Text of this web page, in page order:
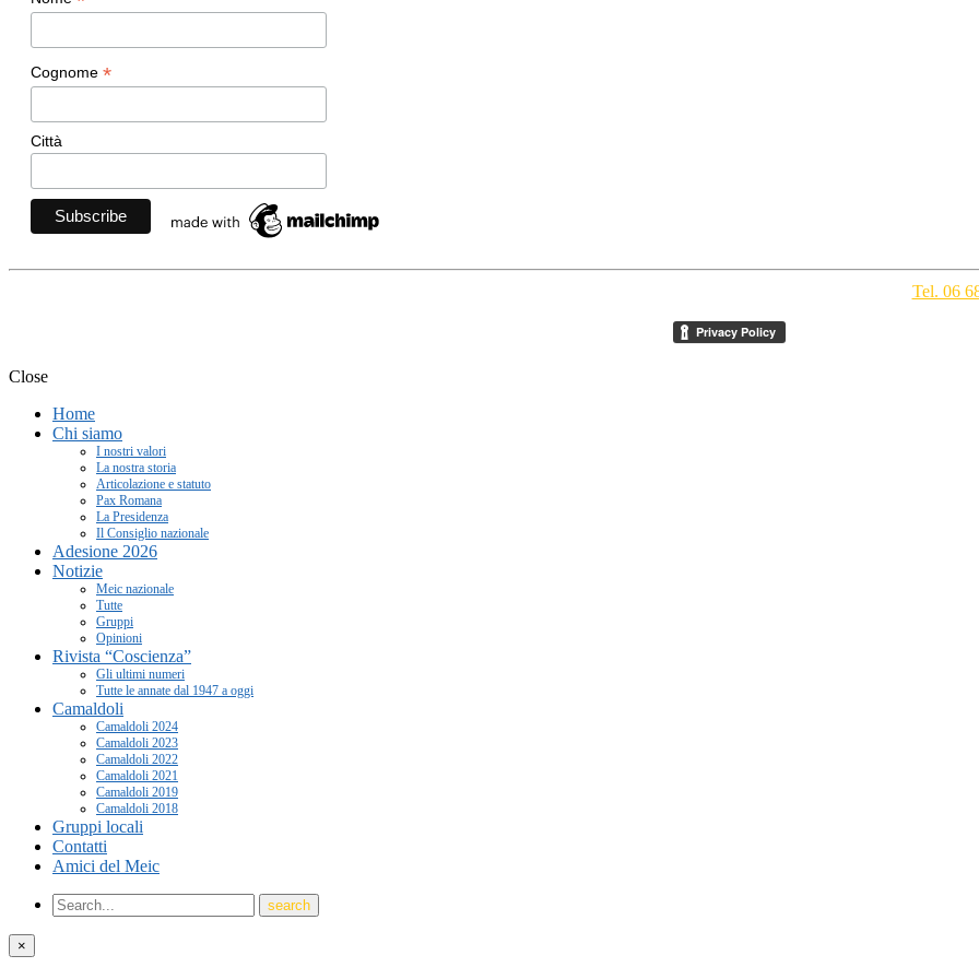
Cognome *
Città
Tel. 06
Close
Home
Chi siamo
I nostri valori
La nostra storia
Articolazione e statuto
Pax Romana
La Presidenza
Il Consiglio nazionale
Adesione 2026
Notizie
Meic nazionale
Tutte
Gruppi
Opinioni
Rivista “Coscienza”
Gli ultimi numeri
Tutte le annate dal 1947 a oggi
Camaldoli
Camaldoli 2024
Camaldoli 2023
Camaldoli 2022
Camaldoli 2021
Camaldoli 2019
Camaldoli 2018
Gruppi locali
Contatti
Amici del Meic
×